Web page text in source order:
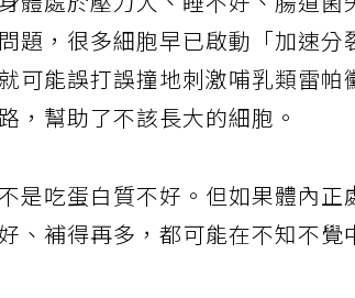
體處於壓力大、睡不好、腸道
題，很多細胞早已啟動「加速
可能誤打誤撞地刺激哺乳類雷
，幫助了不該長大的細胞。
是吃蛋白質不好。但如果體內
、補得再多，都可能在不知不覺